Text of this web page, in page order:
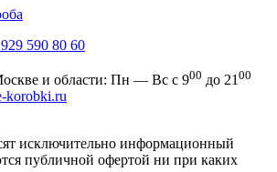
590 80 60
и области: Пн — Вс с 900 до 2100
korobki.ru
исключительно информационный
публичной офертой ни при каких